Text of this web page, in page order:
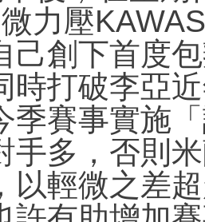
力壓
己創下首度
時打破李亞
季賽事實施
手多，否則
以輕微之差